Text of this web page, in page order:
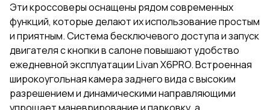
Эти кроссоверы оснащены рядом современных
функций, которые делают их использование простым
и приятным. Система бесключевого доступа и запуск
двигателя с кнопки в салоне повышают удобство
ежедневной эксплуатации Livan X6PRO. Встроенная
широкоугольная камера заднего вида с высоким
разрешением и динамическими направляющими